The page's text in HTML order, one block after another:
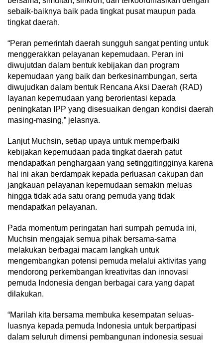
sebaik-baiknya baik pada tingkat pusat maupun pada
tingkat daerah.
“Peran pemerintah daerah sungguh sangat penting untuk
menggerakkan pelayanan kepemudaan. Peran ini
diwujutdan dalam bentuk kebijakan dan program
kepemudaan yang baik dan berkesinambungan, serta
diwujudkan dalam bentuk Rencana Aksi Daerah (RAD)
layanan kepemudaan yang berorientasi kepada
peningkatan IPP yang disesuaikan dengan kondisi daerah
masing-masing,” jelasnya.
Lanjut Muchsin, setiap upaya untuk memperbaiki
kebijakan kepemudaan pada tingkat daerah patut
mendapatkan penghargaan yang setinggitingginya karena
hal ini akan berdampak kepada perluasan cakupan dan
jangkauan pelayanan kepemudaan semakin meluas
hingga tidak ada satu orang pemuda yang tidak
mendapatkan pelayanan.
Pada momentum peringatan hari sumpah pemuda ini,
Muchsin mengajak semua pihak bersama-sama
melakukan berbagai macam langkah untuk
mengembangkan potensi pemuda melalui aktivitas yang
mendorong perkembangan kreativitas dan innovasi
pemuda Indonesia dengan berbagai cara yang dapat
dilakukan.
“Marilah kita bersama membuka kesempatan seluas-
luasnya kepada pemuda Indonesia untuk berpartipasi
dalam seluruh dimensi pembangunan indonesia sesuai